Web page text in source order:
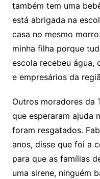
também tem uma
está abrigada na
casa no mesmo
minha filha porque
escola recebeu água,
e empresários da
Outros moradores da
que esperaram ajuda
foram resgatados.
anos, disse que foi a
para que as famílias
uma sirene, ninguém